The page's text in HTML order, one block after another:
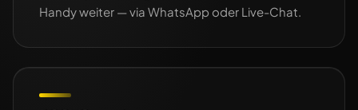
Handy weiter — via WhatsApp oder Live-Chat.